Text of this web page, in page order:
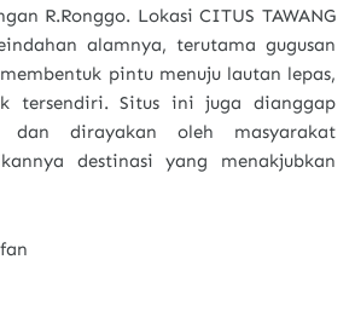
R.Ronggo. Lokasi CITUS TAWANG
alamnya, terutama gugusan
pintu menuju lautan lepas,
tersendiri. Situs ini juga dianggap
dan dirayakan oleh masyarakat
destinasi yang menakjubkan